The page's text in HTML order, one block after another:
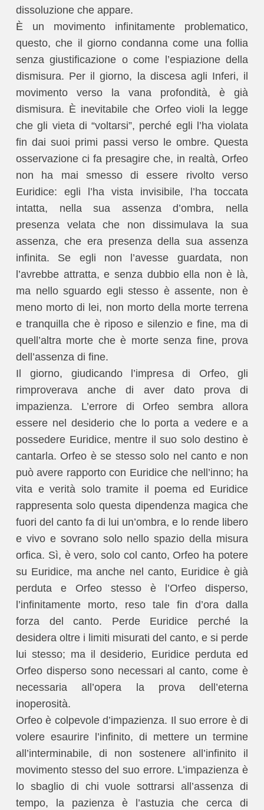
dissoluzione che appare.
È un movimento infinitamente problematico,
questo, che il giorno condanna come una follia
senza giustificazione o come l’espiazione della
dismisura. Per il giorno, la discesa agli Inferi, il
movimento verso la vana profondità, è già
dismisura. È inevitabile che Orfeo violi la legge
che gli vieta di “voltarsi”, perché egli l’ha violata
fin dai suoi primi passi verso le ombre. Questa
osservazione ci fa presagire che, in realtà, Orfeo
non ha mai smesso di essere rivolto verso
Euridice: egli l’ha vista invisibile, l’ha toccata
intatta, nella sua assenza d’ombra, nella
presenza velata che non dissimulava la sua
assenza, che era presenza della sua assenza
infinita. Se egli non l’avesse guardata, non
l’avrebbe attratta, e senza dubbio ella non è là,
ma nello sguardo egli stesso è assente, non è
meno morto di lei, non morto della morte terrena
e tranquilla che è riposo e silenzio e fine, ma di
quell’altra morte che è morte senza fine, prova
dell’assenza di fine.
Il giorno, giudicando l’impresa di Orfeo, gli
rimproverava anche di aver dato prova di
impazienza. L’errore di Orfeo sembra allora
essere nel desiderio che lo porta a vedere e a
possedere Euridice, mentre il suo solo destino è
cantarla. Orfeo è se stesso solo nel canto e non
può avere rapporto con Euridice che nell’inno; ha
vita e verità solo tramite il poema ed Euridice
rappresenta solo questa dipendenza magica che
fuori del canto fa di lui un’ombra, e lo rende libero
e vivo e sovrano solo nello spazio della misura
orfica. Sì, è vero, solo col canto, Orfeo ha potere
su Euridice, ma anche nel canto, Euridice è già
perduta e Orfeo stesso è l’Orfeo disperso,
l’infinitamente morto, reso tale fin d’ora dalla
forza del canto. Perde Euridice perché la
desidera oltre i limiti misurati del canto, e si perde
lui stesso; ma il desiderio, Euridice perduta ed
Orfeo disperso sono necessari al canto, come è
necessaria all’opera la prova dell’eterna
inoperosità.
Orfeo è colpevole d’impazienza. Il suo errore è di
volere esaurire l’infinito, di mettere un termine
all’interminabile, di non sostenere all’infinito il
movimento stesso del suo errore. L’impazienza è
lo sbaglio di chi vuole sottrarsi all’assenza di
tempo, la pazienza è l’astuzia che cerca di